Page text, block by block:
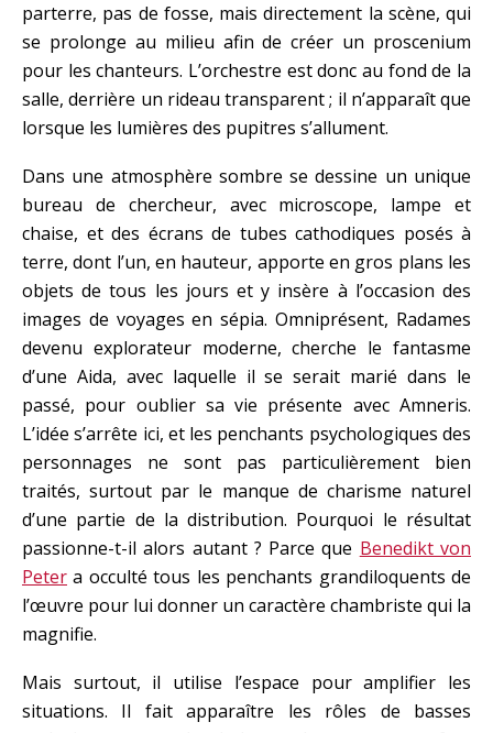
parterre, pas de fosse, mais directement la scène, qui
se prolonge au milieu afin de créer un proscenium
pour les chanteurs. L’orchestre est donc au fond de la
salle, derrière un rideau transparent ; il n’apparaît que
lorsque les lumières des pupitres s’allument.
Dans une atmosphère sombre se dessine un unique
bureau de chercheur, avec microscope, lampe et
chaise, et des écrans de tubes cathodiques posés à
terre, dont l’un, en hauteur, apporte en gros plans les
objets de tous les jours et y insère à l’occasion des
images de voyages en sépia. Omniprésent, Radames
devenu explorateur moderne, cherche le fantasme
d’une Aida, avec laquelle il se serait marié dans le
passé, pour oublier sa vie présente avec Amneris.
L’idée s’arrête ici, et les penchants psychologiques des
personnages ne sont pas particulièrement bien
traités, surtout par le manque de charisme naturel
d’une partie de la distribution. Pourquoi le résultat
passionne-t-il alors autant ? Parce que Benedikt von
Peter a occulté tous les penchants grandiloquents de
l’œuvre pour lui donner un caractère chambriste qui la
magnifie.
Mais surtout, il utilise l’espace pour amplifier les
situations. Il fait apparaître les rôles de basses